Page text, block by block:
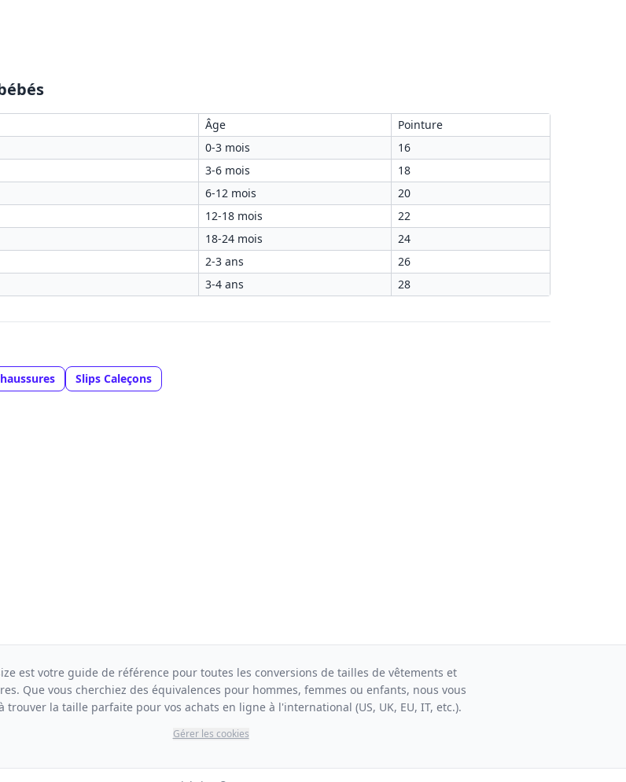
Âge
Pointure
0-3 mois
16
3-6 mois
18
6-12 mois
20
12-18 mois
22
18-24 mois
24
2-3 ans
26
3-4 ans 28
Slips Caleçons
est votre guide de référence pour toutes les conversions de tailles de vêtements et
Que vous cherchiez des équivalences pour hommes, femmes ou enfants, nous vous
trouver la taille parfaite pour vos achats en ligne à l'international (US, UK, EU, IT, etc.).
Gérer les cookies